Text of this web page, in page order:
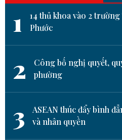
1
14 thủ khoa vào 2
Phước
2
Công bố nghị quyết,
phường
3
ASEAN thúc đẩy bình
và nhân quyền